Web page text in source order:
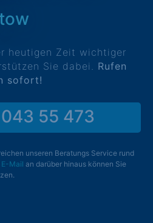
heutigen Zeit wichtiger
Sie dabei. Rufen
sofort!
55 473
unseren Beratungs Service rund
E-Mail an darüber hinaus können Sie